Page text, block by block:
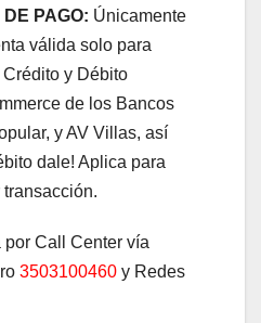
DE PAGO: Únicamente
válida solo para
y Débito
de los Bancos
y AV Villas, así
dale! Aplica para
Call Center vía
3503100460 y Redes